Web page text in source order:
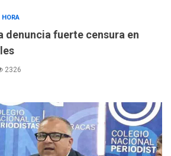
denuncia fuerte censura en
2326